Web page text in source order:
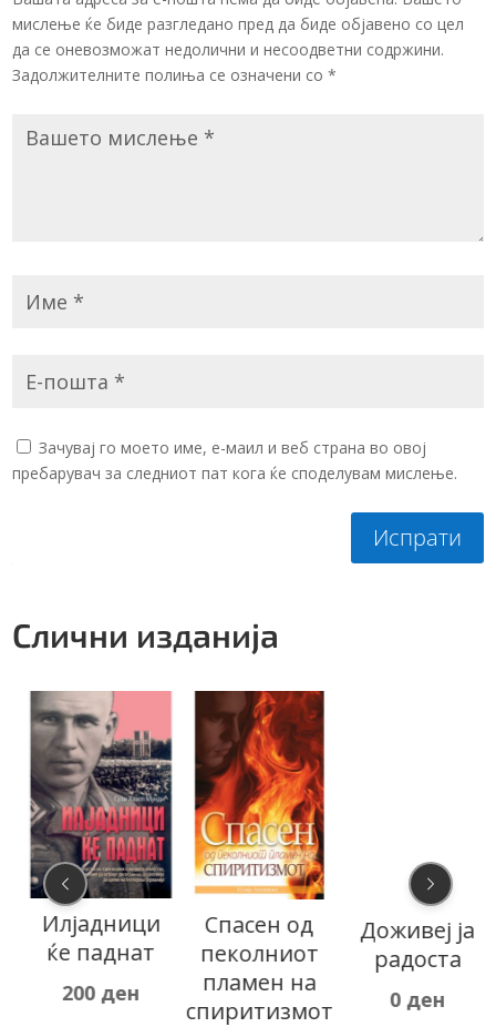
мислење ќе биде разгледано пред да биде објавено со цел
да се оневозможат недолични и несоодветни содржини.
Задолжителните полиња се означени со*
Зачувај го моето име, е-маил и веб страна во овој
пребарувач за следниот пат кога ќе споделувам мислење.
Испрати
Слични изданија
Илјадници
ќе паднат
200ден
Спасен од
пеколниот
пламен на
спиритизмот
Доживеј ја
радоста
0ден